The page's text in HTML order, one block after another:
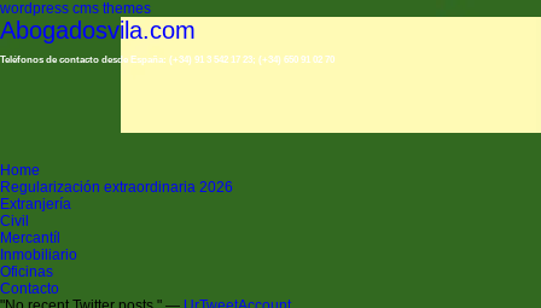
wordpress cms themes
Abogadosvila.com
Teléfonos de contacto desde España: (+34) 91 3 542 17 23; (+34) 650 91 02 70
Home
Regularización extraordinaria 2026
Extranjería
Civil
Mercantíl
Inmobiliario
Oficinas
Contacto